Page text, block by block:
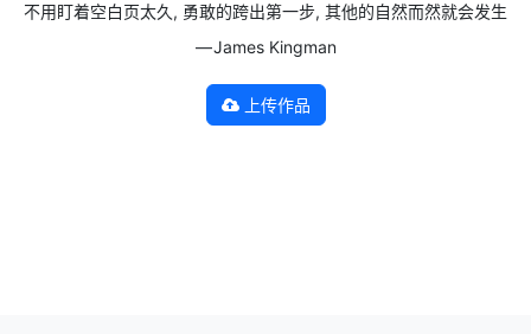
不用盯着空白页太久, 勇敢的跨出第一步, 其他的自然而然就会发生
— James Kingman
上传作品